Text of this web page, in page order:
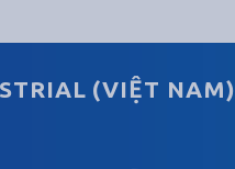
(VIỆT NAM)